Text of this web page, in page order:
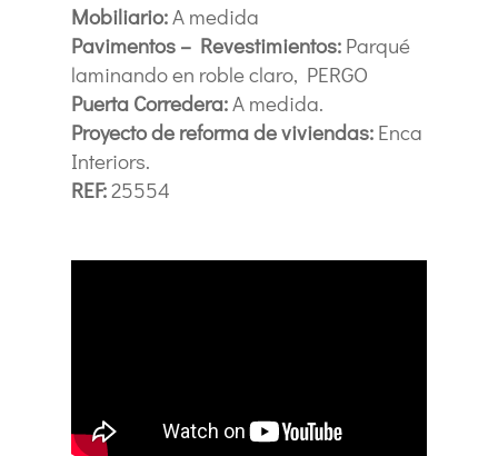
Mobiliario:A medida
Pavimentos – Revestimientos: Parqué
laminando en roble claro, PERGO
Puerta Corredera:A medida.
Proyecto de reforma de viviendas: Enca
Interiors.
REF:25554